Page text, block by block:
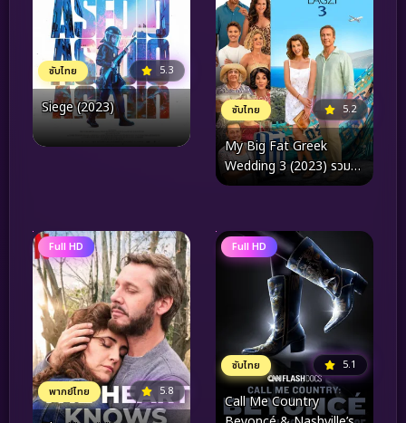
ซับไทย 5.3
Siege (2023) ซับไทย 5.2
My Big Fat Greek
Wedding 3 (2023) รวม
ญาติงานแต่งตระกูลจี้วาย
Full HD
พากย์ไทย 5.8
Full HD
ซับไทย 5.1
Call Me Country